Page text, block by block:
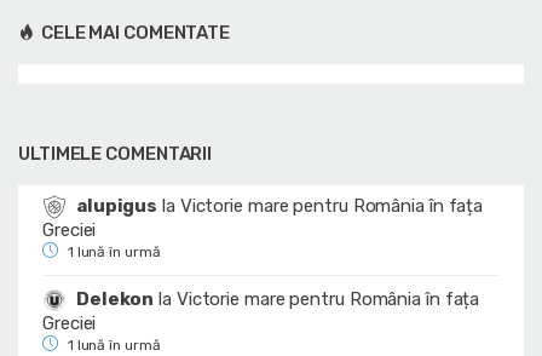
CELE MAI COMENTATE
ULTIMELE COMENTARII
alupigus la Victorie mare pentru România în fața
Greciei
1 lună în urmă
Delekon la Victorie mare pentru România în fața
Greciei
1 lună în urmă